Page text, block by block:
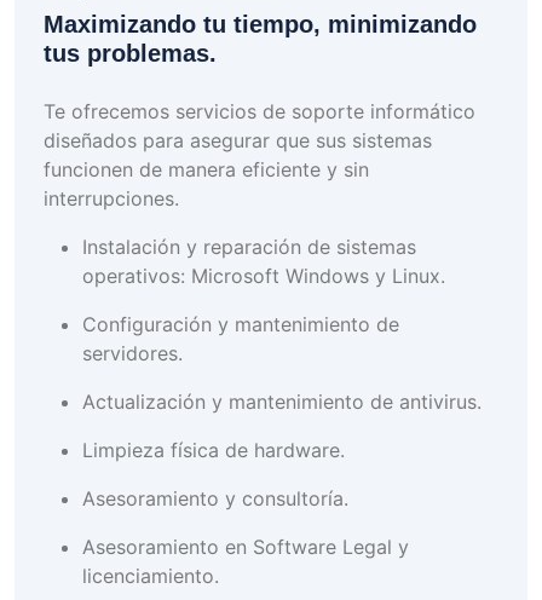
Maximizando tu tiempo, minimizando
tus problemas.
Te ofrecemos servicios de soporte informático
diseñados para asegurar que sus sistemas
funcionen de manera eficiente y sin
interrupciones.
Instalación y reparación de sistemas
operativos: Microsoft Windows y Linux.
Configuración y mantenimiento de
servidores.
Actualización y mantenimiento de antivirus.
Limpieza física de hardware.
Asesoramiento y consultoría.
Asesoramiento en Software Legal y
licenciamiento.